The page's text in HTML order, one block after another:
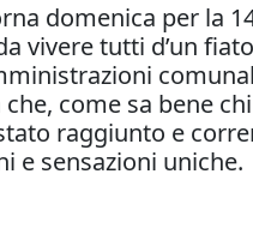
domenica per la
vivere tutti d’un
come sa bene
raggiunto e
e sensazioni uniche.